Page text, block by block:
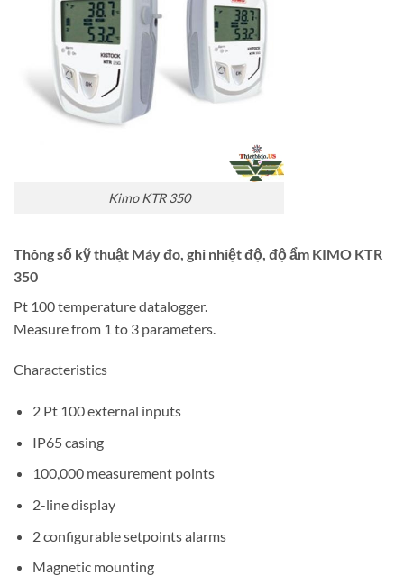
Kimo KTR 350
Thông số kỹ thuật Máy đo, ghi nhiệt độ, độ ẩm KIMO KTR
350
Pt 100 temperature datalogger.
Measure from 1 to 3 parameters.
Characteristics
2 Pt 100 external inputs
IP65 casing
100,000 measurement points
2-line display
2 configurable setpoints alarms
Magnetic mounting